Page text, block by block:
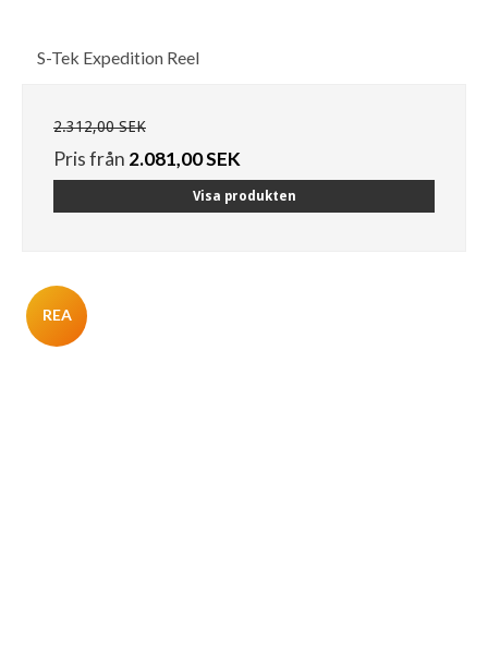
S-Tek Expedition Reel
2.312,00 SEK
Pris från 2.081,00 SEK
Visa produkten
REA